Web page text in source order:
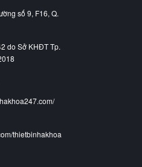
số 9, F16, Q.
do Sở KHĐT Tp.
thietbinhakhoa